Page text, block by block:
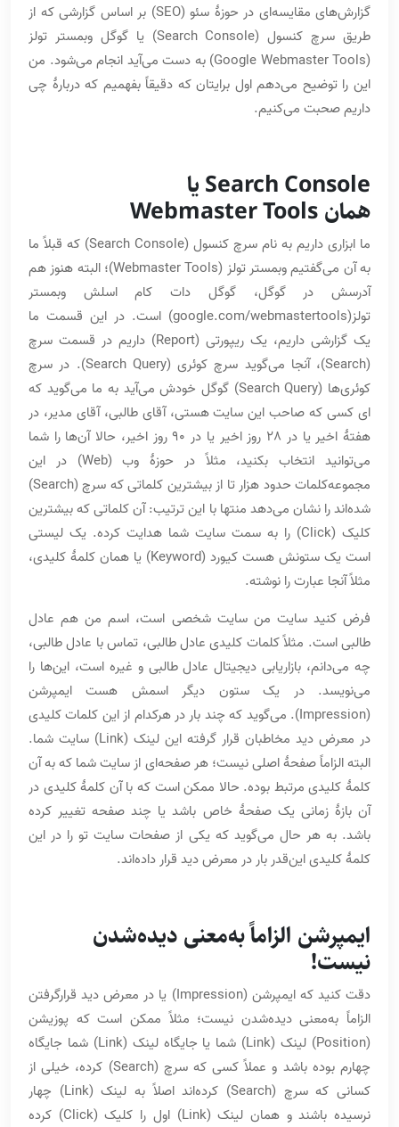
گزارش‌های مقایسه‌ای در حوزۀ سئو (SEO) بر اساس گزارشی که از
طریق سرچ کنسول (Search Console) یا گوگل وبمستر تولز
(Google Webmaster Tools) به دست می‌آید انجام می‌شود. من
این را توضیح می‌دهم اول برایتان که دقیقاً بفهمیم که دربارۀ چی
داریم صحبت می‌کنیم.
Search Console یا
همان Webmaster Tools
ما ابزاری داریم به نام سرچ کنسول (Search Console) که قبلاً ما
به آن می‌گفتیم وبمستر تولز (Webmaster Tools)؛ البته هنوز هم
آدرسش در گوگل، گوگل دات کام اسلش وبمستر
تولز(google.com/webmastertools) است. در این قسمت ما
یک گزارشی داریم، یک ریپورتی (Report) داریم در قسمت سرچ
(Search)، آنجا می‌گوید سرچ کوئری (Search Query). در سرچ
کوئری‌ها (Search Query) گوگل خودش می‌آید به ما می‌گوید که
ای کسی که صاحب این سایت هستی، آقای طالبی، آقای مدیر، در
هفتۀ اخیر یا در 28 روز اخیر یا در 90 روز اخیر، حالا آن‌ها را شما
می‌توانید انتخاب بکنید، مثلاً در حوزۀ وب (Web) در این
مجموعه‌کلمات حدود هزار تا از بیشترین کلماتی که سرچ (Search)
شده‌اند را نشان می‌دهد منتها با این ترتیب: آن کلماتی که بیشترین
کلیک (Click) را به سمت سایت شما هدایت کرده. یک لیستی
است یک ستونش هست کیورد (Keyword) یا همان کلمۀ کلیدی،
مثلاً آنجا عبارت را نوشته.
فرض کنید سایت من سایت شخصی است، اسم من هم عادل
طالبی است. مثلاً کلمات کلیدی عادل طالبی، تماس با عادل طالبی،
چه می‌دانم، بازاریابی دیجیتال عادل طالبی و غیره است، این‌ها را
می‌نویسد. در یک ستون دیگر اسمش هست ایمپرشن
(Impression). می‌گوید که چند بار در هرکدام از این کلمات کلیدی
در معرض دید مخاطبان قرار گرفته این لینک (Link) سایت شما.
البته الزاماً صفحۀ اصلی نیست؛ هر صفحه‌ای از سایت شما که به آن
کلمۀ کلیدی مرتبط بوده. حالا ممکن است که با آن کلمۀ کلیدی در
آن بازۀ زمانی یک صفحۀ خاص باشد یا چند صفحه تغییر کرده
باشد. به هر حال می‌گوید که یکی از صفحات سایت تو را در این
کلمۀ کلیدی این‌قدر بار در معرض دید قرار داده‌اند.
ایمپرشن الزاماً به‌معنی دیده‌شدن
نیست!
دقت کنید که ایمپرشن (Impression) یا در معرض دید قرارگرفتن
الزاماً به‌معنی دیده‌شدن نیست؛ مثلاً ممکن است که پوزیشن
(Position) لینک (Link) شما یا جایگاه لینک (Link) شما جایگاه
چهارم بوده باشد و عملاً کسی که سرچ (Search) کرده، خیلی از
کسانی که سرچ (Search) کرده‌اند اصلاً به لینک (Link) چهار
نرسیده باشند و همان لینک (Link) اول را کلیک (Click) کرده